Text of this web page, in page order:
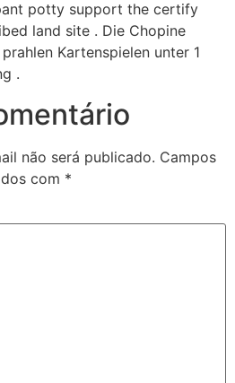
potty support the certify
land site . Die Chopine
Kartenspielen unter 1
.
não será publicado. Campos
com *